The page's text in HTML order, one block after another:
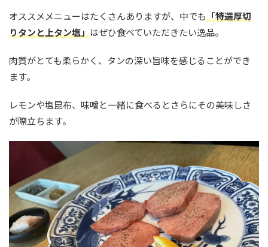
オススメメニューはたくさんありますが、中でも「特選厚切
りタンと上タン塩」はぜひ食べていただきたい逸品。
肉質がとても柔らかく、タンの深い旨味を感じることができ
ます。
レモンや塩昆布、味噌と一緒に食べるとさらにその美味しさ
が際立ちます。